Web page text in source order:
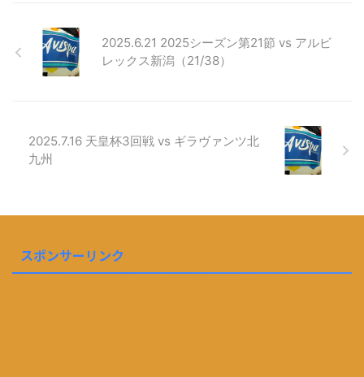
2025.6.21 2025シーズン第21節 vs アルビ
レックス新潟（21/38）
2025.7.16 天皇杯3回戦 vs ギラヴァンツ北
九州
スポンサーリンク